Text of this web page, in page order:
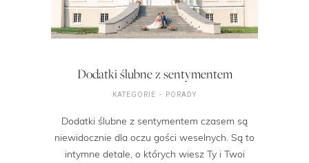
Dodatki ślubne z sentymentem
KATEGORIE PORADY
Dodatki ślubne z sentymentem czasem są
niewidocznie dla oczu gości weselnych. Są to
intymne detale, o których wiesz Ty i Twoi